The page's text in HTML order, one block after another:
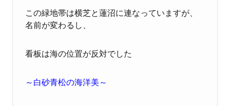
この緑地帯は横芝と蓮沼に連なっていますが、
名前が変わるし、
看板は海の位置が反対でした
～白砂青松の海洋美～